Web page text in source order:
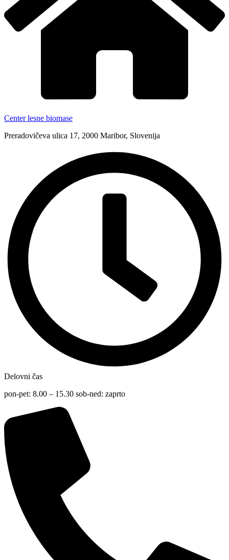
Center lesne biomase
Preradovičeva ulica 17, 2000 Maribor, Slovenija
Delovni čas
pon-pet: 8.00 – 15.30 sob-ned: zaprto